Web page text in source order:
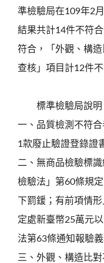
準檢驗局在109年2
結果共計14件不符
符合，「外觀、構
查核」項目計12件不
標準檢驗局說明
一、品質檢測不符
1款廢止驗證登錄證
二、無商品檢驗標
檢驗法」第60條規
下罰鍰；有前項情
定處新臺幣25萬元
法第63條通知報驗
三、外觀、構造比